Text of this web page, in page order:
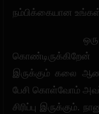
நம்பிக்கையான
ஒரு தனியார்
இருக்கும் கலை
பேசி கொள்வோம்
சிரிப்பு இருக்கும்.